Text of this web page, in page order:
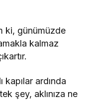
ki, günümüzde
kalmaz
kapılar ardında
şey, aklınıza ne